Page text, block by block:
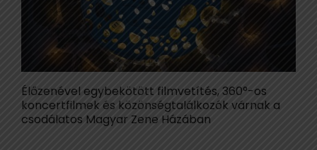
Élőzenével egybekötött filmvetítés, 360°-os
koncertfilmek és közönségtalálkozók várnak a
csodálatos Magyar Zene Házában